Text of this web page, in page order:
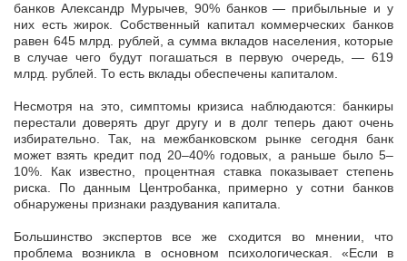
банков Александр Мурычев, 90% банков — прибыльные и у
них есть жирок. Собственный капитал коммерческих банков
равен 645 млрд. рублей, а сумма вкладов населения, которые
в случае чего будут погашаться в первую очередь, — 619
млрд. рублей. То есть вклады обеспечены капиталом.
Несмотря на это, симптомы кризиса наблюдаются: банкиры
перестали доверять друг другу и в долг теперь дают очень
избирательно. Так, на межбанковском рынке сегодня банк
может взять кредит под 20–40% годовых, а раньше было 5–
10%. Как известно, процентная ставка показывает степень
риска. По данным Центробанка, примерно у сотни банков
обнаружены признаки раздувания капитала.
Большинство экспертов все же сходится во мнении, что
проблема возникла в основном психологическая. «Если в